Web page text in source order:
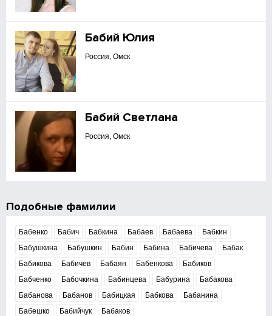
Бабий Юлия
Россия, Омск
Бабий Светлана
Россия, Омск
Подобные фамилии
Бабенко Бабич Бабкина Бабаев Бабаева
Бабкин
Бабушкина
Бабушкин Бабин Бабина Бабичева
Бабак
Бабикова
Бабичев Бабаян Бабенкова
Бабиков
Бабченко
Бабочкина Бабинцева Бабурина
Бабакова
Бабанова
Бабанов Бабицкая Бабкова
Бабанина
Бабешко
Бабийчук Бабаков